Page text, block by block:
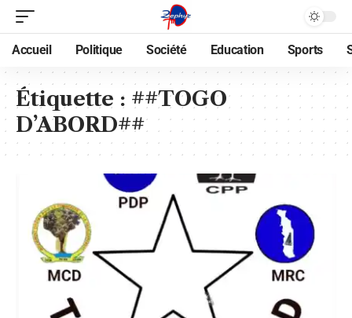
Accueil Politique Société Education Sports
Étiquette : ##TOGO
D’ABORD##